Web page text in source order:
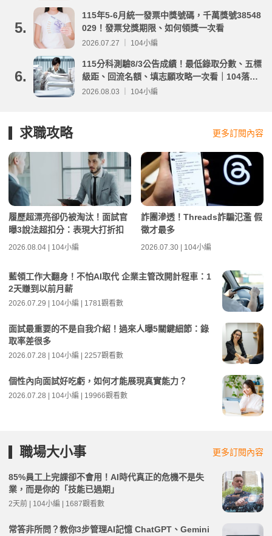
5.
115年5-6月統一發票中獎號碼，千萬獎號38548
029！發票兌獎期限、如何領獎一次看
2026.07.27 ｜ 104小編
6.
115分科測驗8/3公告成績！最低錄取分數、五標
級距、回流名額、填志願攻略一次看｜104落點
分析
2026.08.03 ｜ 104小編
求職攻略 更多訂閱內容
履歷超漂亮卻仍被淘汰！面試官
曝3說法超扣分：表現大打折扣
2026.08.04 | 104小編
詐團滲透！Threads詐騙氾濫 假
徵才最多
2026.07.30 | 104小編
藍領工作大翻身！不怕AI取代 企業主管改開計程車：1
2天賺到以前月薪
2026.07.29 | 104小編 | 1781觀看數
面試最重要的不是自我介紹！過來人曝5關鍵細節：錄
取率差很多
2026.07.28 | 104小編 | 2257觀看數
個性內向面試好吃虧，如何才能展現真實能力？
2026.07.28 | 104小編 | 19966觀看數
職場大小事 更多訂閱內容
85%員工上完課卻不會用！AI時代真正的危機不是失
業，而是你的「技能已過期」
2天前 | 104小編 | 1687觀看數
常答非所問？教你3步管理AI記憶 ChatGPT、Gemini